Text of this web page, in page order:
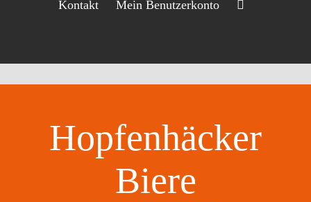
Kontakt Mein Benutzerkonto
Hopfenhäcker
Biere